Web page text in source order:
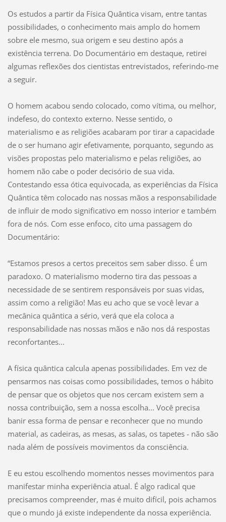
Os estudos a partir da Física Quântica visam, entre tantas
possibilidades, o conhecimento mais amplo do homem
sobre ele mesmo, sua origem e seu destino após a
existência terrena. Do Documentário em destaque, retirei
algumas reflexões dos cientistas entrevistados, referindo-me
a seguir.
O homem acabou sendo colocado, como vítima, ou melhor,
indefeso, do contexto externo. Nesse sentido, o
materialismo e as religiões acabaram por tirar a capacidade
de o ser humano agir efetivamente, porquanto, segundo as
visões propostas pelo materialismo e pelas religiões, ao
homem não cabe o poder decisório de sua vida.
Contestando essa ótica equivocada, as experiências da Física
Quântica têm colocado nas nossas mãos a responsabilidade
de influir de modo significativo em nosso interior e também
fora de nós. Com esse enfoco, cito uma passagem do
Documentário:
“Estamos presos a certos preceitos sem saber disso. É um
paradoxo. O materialismo moderno tira das pessoas a
necessidade de se sentirem responsáveis por suas vidas,
assim como a religião! Mas eu acho que se você levar a
mecânica quântica a sério, verá que ela coloca a
responsabilidade nas nossas mãos e não nos dá respostas
reconfortantes...
A física quântica calcula apenas possibilidades. Em vez de
pensarmos nas coisas como possibilidades, temos o hábito
de pensar que os objetos que nos cercam existem sem a
nossa contribuição, sem a nossa escolha... Você precisa
banir essa forma de pensar e reconhecer que no mundo
material, as cadeiras, as mesas, as salas, os tapetes - não são
nada além de possíveis movimentos da consciência.
E eu estou escolhendo momentos nesses movimentos para
manifestar minha experiência atual. É algo radical que
precisamos compreender, mas é muito difícil, pois achamos
que o mundo já existe independente da nossa experiência.